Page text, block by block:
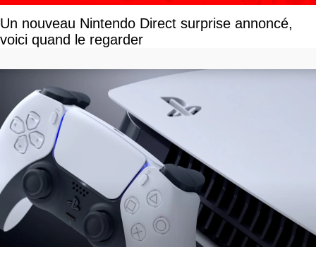
Un nouveau Nintendo Direct surprise annoncé,
voici quand le regarder